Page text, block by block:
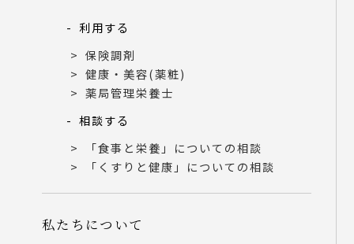
利用する
保険調剤
健康・美容(薬粧)
薬局管理栄養士
相談する
「食事と栄養」についての相談
「くすりと健康」についての相談
私たちについて